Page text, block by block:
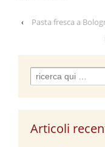
‹
Pasta fresca a
Search
for:
Articoli